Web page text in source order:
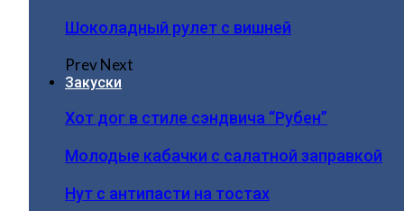
Шоколадный рулет с вишней
PrevNext
Закуски
Хот дог в стиле сэндвича “Рубен”
Молодые кабачки с салатной заправкой
Нут с антипасти на тостах